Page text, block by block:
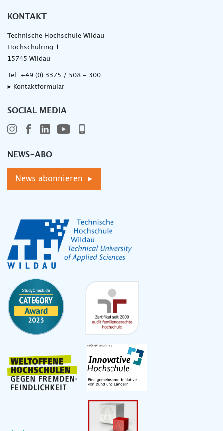
KONTAKT
Technische Hochschule Wildau
Hochschulring 1
15745 Wildau
Tel: +49 (0) 3375 / 508 - 300
▸ Kontaktformular
SOCIAL MEDIA
NEWS-ABO
News abonnieren ▸